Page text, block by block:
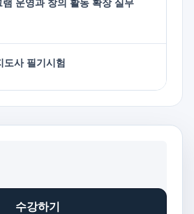
램 운영과 창의 활동 확장 실무
도사 필기시험
수강하기